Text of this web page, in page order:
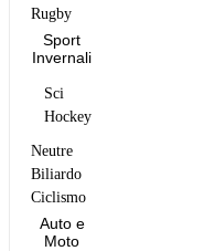
Rugby
Sport
Invernali
Sci
Hockey
Neutre
Biliardo
Ciclismo
Auto e
Moto